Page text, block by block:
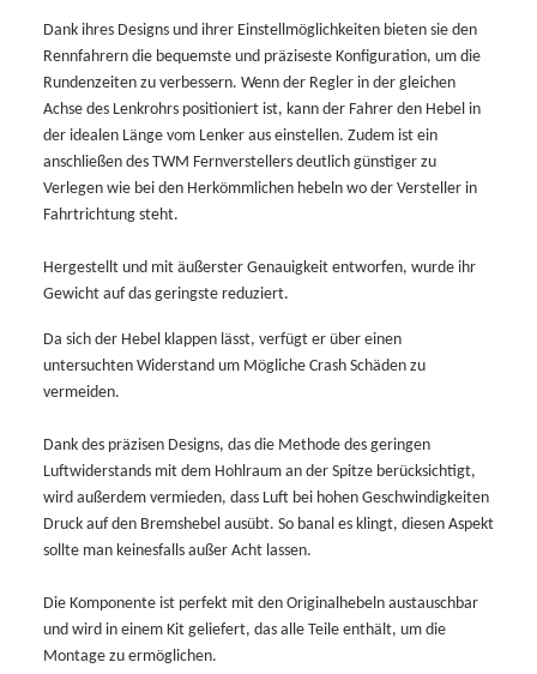
Dank ihres Designs und ihrer Einstellmöglichkeiten bieten sie den
Rennfahrern die bequemste und präziseste Konfiguration, um die
Rundenzeiten zu verbessern. Wenn der Regler in der gleichen
Achse des Lenkrohrs positioniert ist, kann der Fahrer den Hebel in
der idealen Länge vom Lenker aus einstellen. Zudem ist ein
anschließen des TWM Fernverstellers deutlich günstiger zu
Verlegen wie bei den Herkömmlichen hebeln wo der Versteller in
Fahrtrichtung steht.
Hergestellt und mit äußerster Genauigkeit entworfen, wurde ihr
Gewicht auf das geringste reduziert.
Da sich der Hebel klappen lässt, verfügt er über einen
untersuchten Widerstand um Mögliche Crash Schäden zu
vermeiden.
Dank des präzisen Designs, das die Methode des geringen
Luftwiderstands mit dem Hohlraum an der Spitze berücksichtigt,
wird außerdem vermieden, dass Luft bei hohen Geschwindigkeiten
Druck auf den Bremshebel ausübt. So banal es klingt, diesen Aspekt
sollte man keinesfalls außer Acht lassen.
Die Komponente ist perfekt mit den Originalhebeln austauschbar
und wird in einem Kit geliefert, das alle Teile enthält, um die
Montage zu ermöglichen.